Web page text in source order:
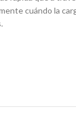
cuándo la